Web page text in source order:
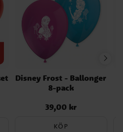
Disney Frost - Ballonger
8-pack
Pris: 39,00 kr
39,00 kr
KÖP